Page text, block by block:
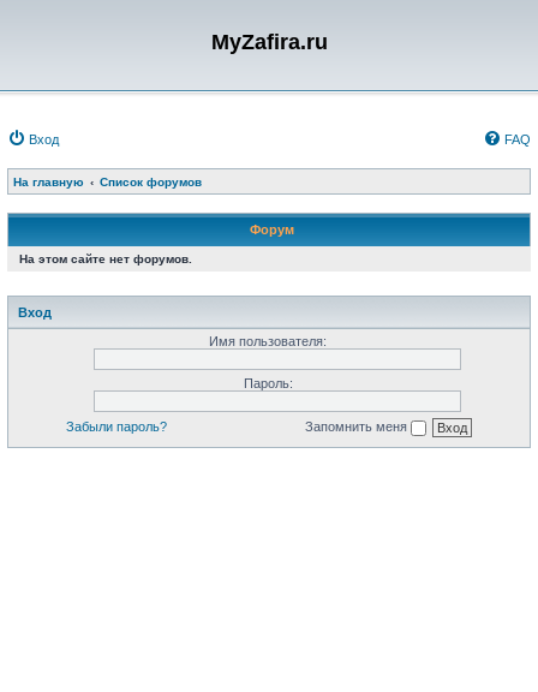
MyZafira.ru
Вход FAQ
На главную Список форумов
Форум
На этом сайте нет форумов.
Вход
Имя пользователя:
Пароль:
Забыли пароль? Запомнить меня